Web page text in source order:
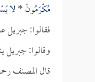
مُكْرَمُونَ*لا
فقالوا: جبريل
وقالوا: جبريل
قال المصنف